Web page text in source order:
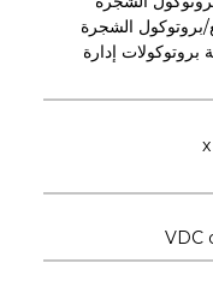
بروتوكول الشجرة
بروتوكولات إدارة